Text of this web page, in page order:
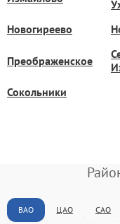
Новогиреево
Преображенское
Сокольники
ВАО ЦАО САО